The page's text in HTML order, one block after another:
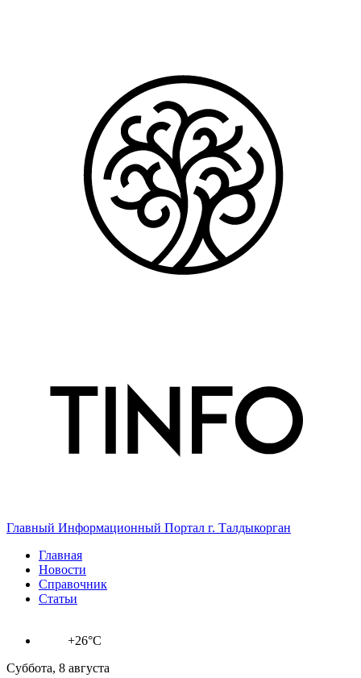
Главный Информационный Портал г. Талдыкорган
Главная
Новости
Справочник
Статьи
+26°C
Суббота, 8 августа